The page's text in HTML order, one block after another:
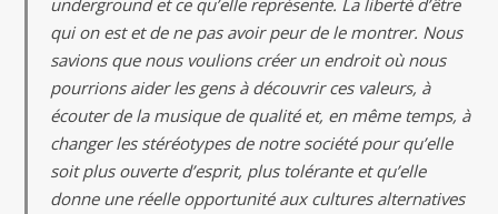
underground et ce qu’elle représente. La liberté d’être
qui on est et de ne pas avoir peur de le montrer. Nous
savions que nous voulions créer un endroit où nous
pourrions aider les gens à découvrir ces valeurs, à
écouter de la musique de qualité et, en même temps, à
changer les stéréotypes de notre société pour qu’elle
soit plus ouverte d’esprit, plus tolérante et qu’elle
donne une réelle opportunité aux cultures alternatives